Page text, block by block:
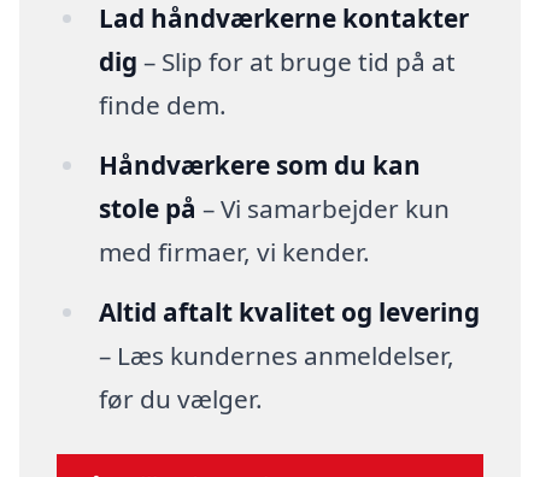
Lad håndværkerne kontakter
dig – Slip for at bruge tid på at
finde dem.
Håndværkere som du kan
stole på – Vi samarbejder kun
med firmaer, vi kender.
Altid aftalt kvalitet og levering
– Læs kundernes anmeldelser,
før du vælger.